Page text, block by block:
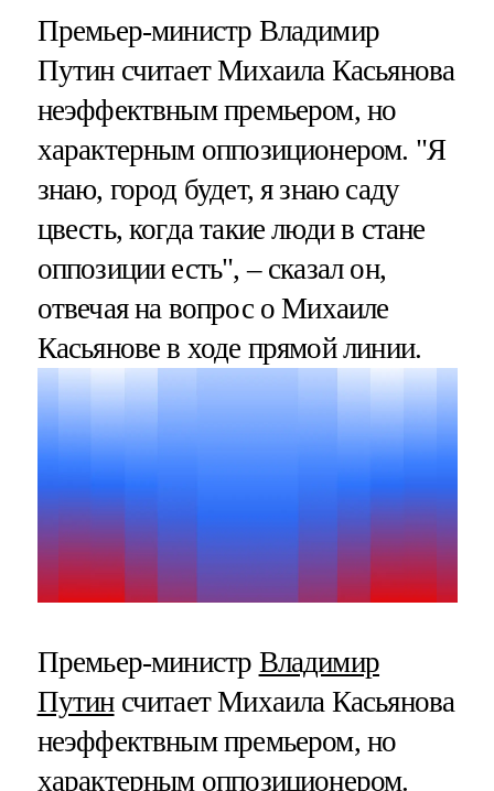
Премьер-министр Владимир
Путин считает Михаила Касьянова
неэффектвным премьером, но
характерным оппозиционером. "Я
знаю, город будет, я знаю саду
цвесть, когда такие люди в стане
оппозиции есть", – сказал он,
отвечая на вопрос о Михаиле
Касьянове в ходе прямой линии.
Премьер-министр Владимир
Путинсчитает Михаила Касьянова
неэффектвным премьером, но
характерным оппозиционером.